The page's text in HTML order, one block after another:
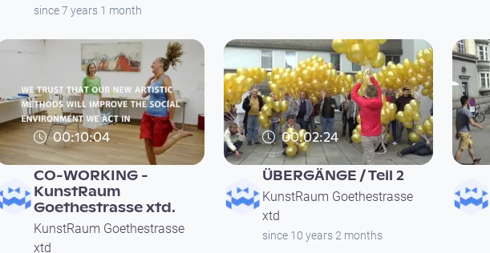
since 7 years 1 month
00:10:04
CO-WORKING -
KunstRaum
Goethestrasse xtd.
KunstRaum Goethestrasse
xtd
00:02:24
ÜBERGÄNGE / Teil 2
KunstRaum Goethestrasse
xtd
since 10 years 2 months